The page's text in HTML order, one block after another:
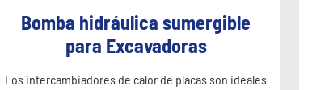
Bomba hidráulica sumergible
para Excavadoras
Los intercambiadores de calor de placas son ideales